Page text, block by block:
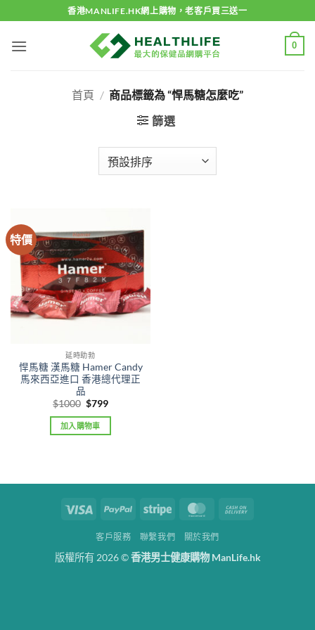
to
content
香港MANLIFE.HK網上購物，老客戶買三送一
0
首頁 / 商品標籤為 “悍馬糖怎麼吃”
篩選
特價
延時助勃
悍馬糖 漢馬糖 Hamer Candy
馬來西亞進口 香港總代理正
品
$1000 Original
was:
$1000.
$799Current
is:
加入購物車
Visa PayPal Stripe MasterCard
客戶服務 聯繫我們 關於我們
版權所有 2026 ©香港男士健康購物 ManLife.hk